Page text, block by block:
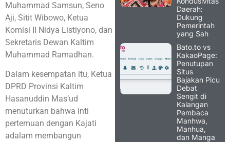
Muhammad Samsun, Seno
Aji, Sitit Wibowo, Ketua
Komisi II Nidya Listiyono, dan
Sekretaris Dewan Kaltim
Muhammad Ramadhan.
Dalam kesempatan itu, Ketua
DPRD Provinsi Kaltim
Hasanuddin Mas’ud
menuturkan bahwa inti
pertemuan dengan Kajati
adalam membangun
Daerah:
Dukung
Pemerintah
yang Sah
Bato.to vs
KakaoPage:
Penutupan
Situs
Bajakan Picu
Debat
Sengit di
Kalangan
Pembaca
Manhwa,
Manhua,
dan Manga